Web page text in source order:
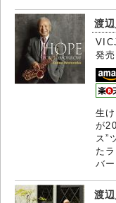
渡
発売
生
が
ス”
た
バ
渡